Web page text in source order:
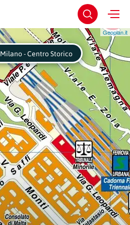
Geoplan.it
Milano - Centro Storico